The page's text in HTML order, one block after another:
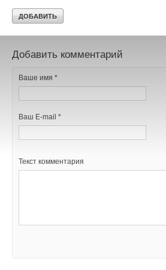
В этой теме еще нет комментариев
Добавить комментарий
Ваше имя *
Ваш E-mail *
Текст комментария